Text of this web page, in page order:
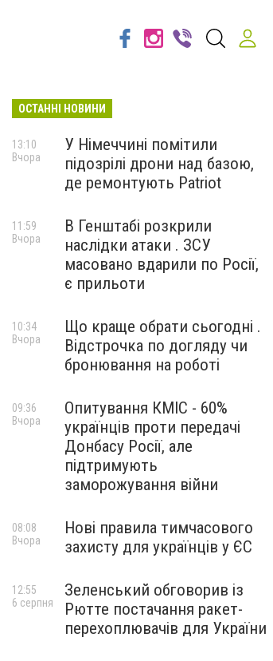
ОСТАННІ НОВИНИ
У Німеччині помітили
підозрілі дрони над базою,
де ремонтують Patriot
13:10
Вчора
В Генштабі розкрили
наслідки атаки . ЗСУ
масовано вдарили по Росії,
є прильоти
11:59
Вчора
Що краще обрати сьогодні .
Відстрочка по догляду чи
бронювання на роботі
10:34
Вчора
Опитування КМІС - 60%
українців проти передачі
Донбасу Росії, але
підтримують
заморожування війни
09:36
Вчора
Нові правила тимчасового
захисту для українців у ЄС
08:08
Вчора
Зеленський обговорив із
Рютте постачання ракет-
перехоплювачів для України
12:55
6 серпня